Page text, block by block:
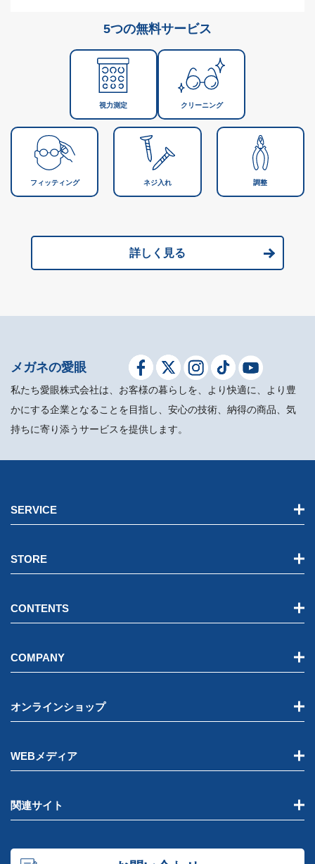
5つの無料サービス
視力測定 クリーニング
フィッティング ネジ入れ 調整
詳しく見る
メガネの愛眼
私たち愛眼株式会社は、お客様の暮らしを、より快適に、より豊
かにする企業となることを目指し、安心の技術、納得の商品、気
持ちに寄り添うサービスを提供します。
SERVICE
STORE
CONTENTS
COMPANY
オンラインショップ
WEBメディア
関連サイト